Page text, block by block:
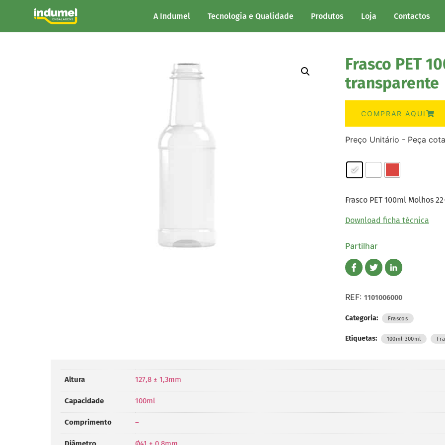
A Indumel Tecnologia e Qualidade Produtos Loja Contactos
Frasco PET
transparente
COMPRAR AQUI
Preço Unitário - Peça
Frasco PET 100ml Molhos
Download ficha técnica
Partilhar
REF: 1101006000
Categoria: Frascos
Etiquetas: 100ml-300ml
Altura 127,8 ± 1,3mm
Capacidade 100ml
Comprimento –